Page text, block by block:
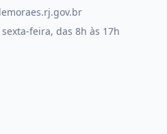
feira, das 8h às 17h